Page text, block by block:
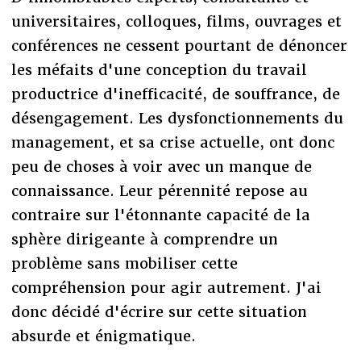
universitaires, colloques, films, ouvrages et
conférences ne cessent pourtant de dénoncer
les méfaits d'une conception du travail
productrice d'inefficacité, de souffrance, de
désengagement. Les dysfonctionnements du
management, et sa crise actuelle, ont donc
peu de choses à voir avec un manque de
connaissance. Leur pérennité repose au
contraire sur l'étonnante capacité de la
sphère dirigeante à comprendre un
problème sans mobiliser cette
compréhension pour agir autrement. J'ai
donc décidé d'écrire sur cette situation
absurde et énigmatique.